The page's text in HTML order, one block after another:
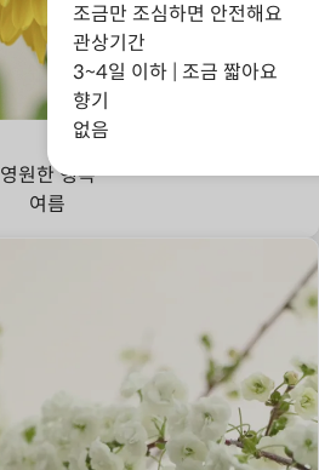
영원한 행복
여름
변치
조금만 조심하면 안전해요
관상기간
3~4일 이하 | 조금 짧아요
향기
없음